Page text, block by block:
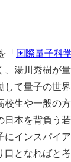
「 国際量⼦科
湯川秀樹が
て量⼦の世
⽣や⼀般の
本を背負う
インスパイ
となればと考